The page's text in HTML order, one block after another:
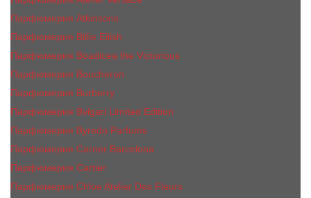
Парфюмерия Atkinsons
Парфюмерия Billie Eilish
Парфюмерия Boadicea the Victorious
Парфюмерия Boucheron
Парфюмерия Burberry
Парфюмерия Bvlgari Limited Edition
Парфюмерия Byredo Parfums
Парфюмерия Carner Barcelona
Парфюмерия Cartier
Парфюмерия Chloe Atelier Des Fleurs